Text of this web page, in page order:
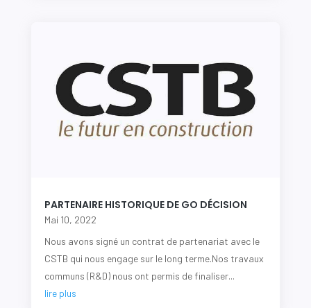
PARTENAIRE HISTORIQUE DE GO DÉCISION
Mai 10, 2022
Nous avons signé un contrat de partenariat avec le
CSTB qui nous engage sur le long terme.Nos travaux
communs (R&D) nous ont permis de finaliser...
lire plus